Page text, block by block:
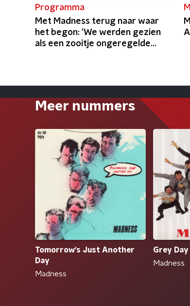
Programma
Met Madness terug naar waar
het begon: 'We werden gezien
als een zooitje ongeregelde
Meer nummers
Tomorrow's Just Another
Day
Madness
Grey Day
Madness